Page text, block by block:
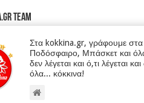
TEAM
Στα kokkina.gr, γράφουμε
Ποδόσφαιρο, Μπάσκετ και όλα
δεν λέγεται και ό,τι λέγεται
όλα... κόκκινα!